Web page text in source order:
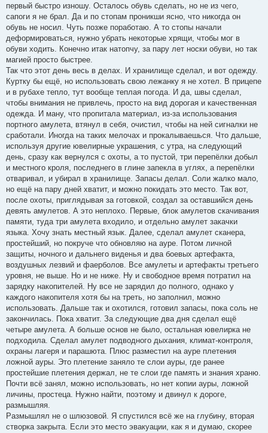
первый быстро изношу. Осталось обувь сделать, но не из чего,
сапоги я не брал. Да и по стопам проникши ясно, что никогда он
обувь не носил. Чуть позже поработаю. А то стопы начали
деформироваться, нужно убрать некоторые хрящи, чтобы мог в
обуви ходить. Конечно итак натопчу, за пару лет носки обуви, но так
магией просто быстрее.
Так что этот день весь в делах. И хранилище сделал, и вот одежду.
Куртку бы ещё, но использовать свою лежанку я не хотел. В прицепе
и в рубахе тепло, тут вообще теплая погода. И да, швы сделал,
чтобы внимания не привлечь, просто на вид дорогая и качественная
одежда. И ману, что пропитала материал, из-за использования
портного амулета, втянул в себя, очистил, чтобы на ней сигналки не
сработали. Иногда на таких мелочах и прокалываешься. Что дальше,
используя другие ювелирные украшения, с утра, на следующий
день, сразу как вернулся с охоты, а то пустой, три перепёлки добыл
и местного кроля, последнего в глине запекла в углях, а перепёлки
отваривал, и убирал в хранилище. Запасы делал. Соли жалко мало,
но ещё на пару дней хватит, и можно покидать это место. Так вот,
после охоты, приглядывая за готовкой, создал за оставшийся день
девять амулетов. А это неплохо. Первые, блок амулетов скачивания
памяти, туда три амулета входило, и отдельно амулет закачки
языка. Хочу знать местный язык. Далее, сделал амулет сканера,
простейший, но покруче что обновляю на ауре. Потом личной
защиты, ночного и дальнего виденья и два боевых артефакта,
воздушных лезвий и фаерболов. Все амулеты и артефакты третьего
уровня, не выше. Но и не ниже. Ну и свободное время потратил на
зарядку накопителей. Ну все не зарядил до полного, однако у
каждого накопителя хотя бы на треть, но заполнил, можно
использовать. Дальше так и охотился, готовил запасы, пока соль не
закончилась. Пока хватит. За следующие два дня сделал ещё
четыре амулета. А больше основ не было, остальная ювелирка не
подходила. Сделал амулет подводного дыхания, климат-контроля,
охраны лагеря и парашюта. Плюс разместил на ауре плетения
ложной ауры. Это плетение заняло те слои ауры, где ранее
простейшие плетения держал, не те слои где память и знания храню.
Почти всё занял, можно использовать, но нет копии ауры, ложной
личины, простеца. Нужно найти, поэтому и двинул к дороге,
размышляя.
Размышлял не о шлюзовой. Я спустился всё же на глубину, вторая
створка закрыта. Если это место эвакуации, как я и думаю, скорее